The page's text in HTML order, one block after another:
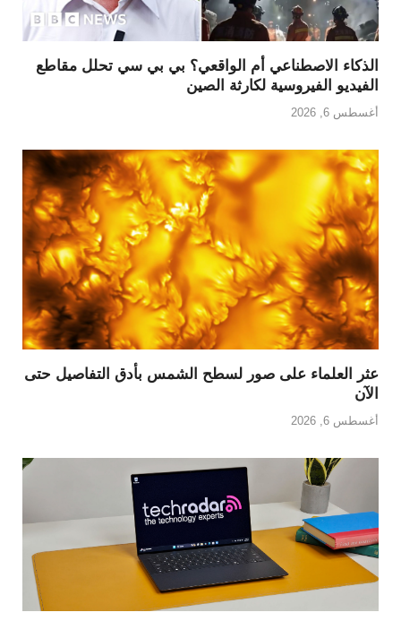
الذكاء الاصطناعي أم الواقعي؟ بي بي سي تحلل مقاطع
الفيديو الفيروسية لكارثة الصين
أغسطس 6, 2026
عثر العلماء على صور لسطح الشمس بأدق التفاصيل حتى
الآن
أغسطس 6, 2026